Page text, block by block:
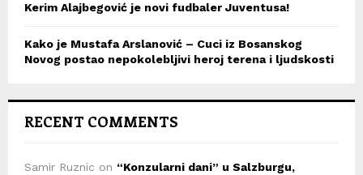
Kerim Alajbegović je novi fudbaler Juventusa!
Kako je Mustafa Arslanović – Cuci iz Bosanskog
Novog postao nepokolebljivi heroj terena i ljudskosti
RECENT COMMENTS
Samir Ruznic on “Konzularni dani” u Salzburgu,